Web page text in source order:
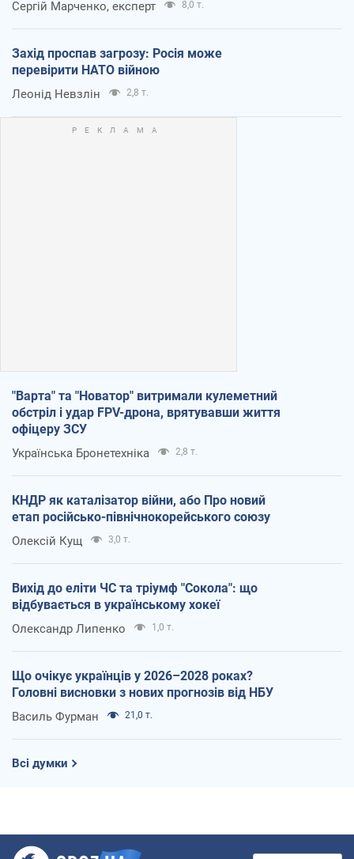
Сергій Марченко, експерт 8,0 т.
Захід проспав загрозу: Росія може
перевірити НАТО війною
Леонід Невзлін 2,8 т.
"Варта" та "Новатор" витримали кулеметний
обстріл і удар FPV-дрона, врятувавши життя
офіцеру ЗСУ
Українська Бронетехніка 2,8 т.
КНДР як каталізатор війни, або Про новий
етап російсько-північнокорейського союзу
Олексій Кущ 3,0 т.
Вихід до еліти ЧС та тріумф "Сокола": що
відбувається в українському хокеї
Олександр Липенко 1,0 т.
Що очікує українців у 2026–2028 роках?
Головні висновки з нових прогнозів від НБУ
Василь Фурман 21,0 т.
Всі думки